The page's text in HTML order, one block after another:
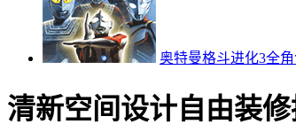
奥特曼格斗进化3全
清新空间设计自由装